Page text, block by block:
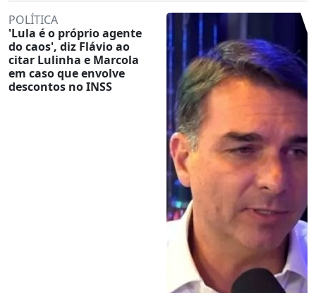
POLÍTICA
'Lula é o próprio agente
do caos', diz Flávio ao
citar Lulinha e Marcola
em caso que envolve
descontos no INSS